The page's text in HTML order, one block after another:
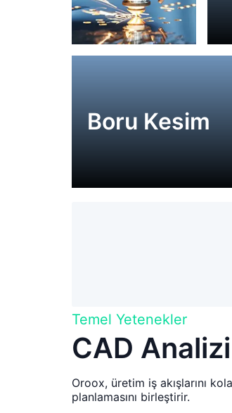
Boru Kesim
Temel Yetenekler
CAD
Oroox, üretim iş akışlarını
planlamasını birleştirir.